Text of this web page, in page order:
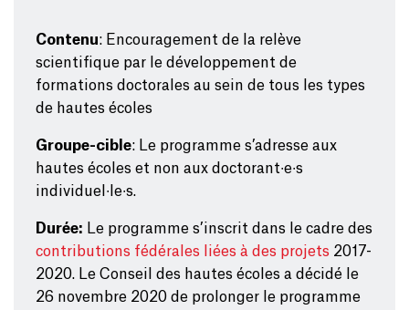
Contenu: Encouragement de la relève
scientifique par le développement de
formations doctorales au sein de tous les types
de hautes écoles
Groupe-cible: Le programme s’adresse aux
hautes écoles et non aux doctorant∙e∙s
individuel∙le∙s.
Durée: Le programme s’inscrit dans le cadre des
contributions fédérales liées à des projets 2017-
2020. Le Conseil des hautes écoles a décidé le
26 novembre 2020 de prolonger le programme